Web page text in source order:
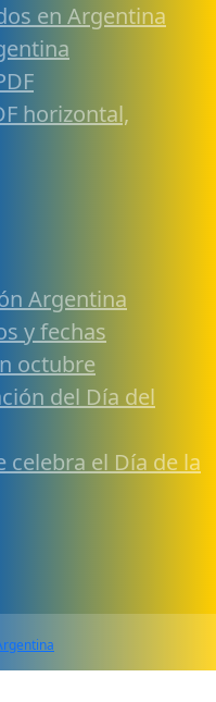
en Argentina
horizontal,
Argentina
y fechas
octubre
del Día del
celebra el Día de la